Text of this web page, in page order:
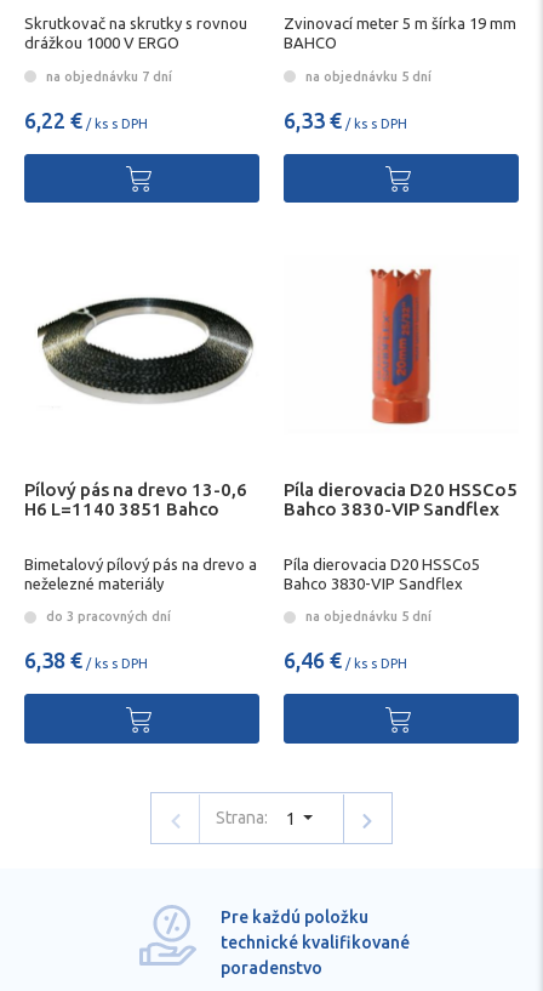
Skrutkovač na skrutky s rovnou
drážkou 1000 V ERGO
na objednávku 7 dní
6,22 € / ks s DPH
Zvinovací meter 5 m šírka 19 mm
BAHCO
na objednávku 5 dní
6,33 € / ks s DPH
Pílový pás na drevo 13-0,6
H6 L=1140 3851 Bahco
Bimetalový pílový pás na drevo a
neželezné materiály
do 3 pracovných dní
6,38 € / ks s DPH
Píla dierovacia D20 HSSCo5
Bahco 3830-VIP Sandflex
Píla dierovacia D20 HSSCo5
Bahco 3830-VIP Sandflex
na objednávku 5 dní
6,46 € / ks s DPH
Strana: 1
Pre každú položku
technické kvalifikované
poradenstvo